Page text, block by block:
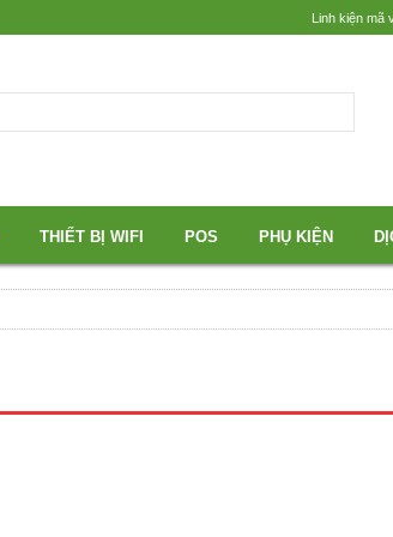
Linh kiện mã
THIẾT BỊ WIFI POS PHỤ KIỆN